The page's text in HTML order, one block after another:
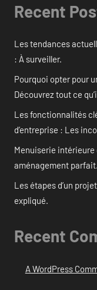
Recent
Les tendances
: À surveiller.
Pourquoi opter pour
Découvrez tout ce
Les fonctionnalités
d’entreprise : Les
Menuiserie
aménagement parfait.
Les étapes d’un
expliqué.
Recent
A WordPress